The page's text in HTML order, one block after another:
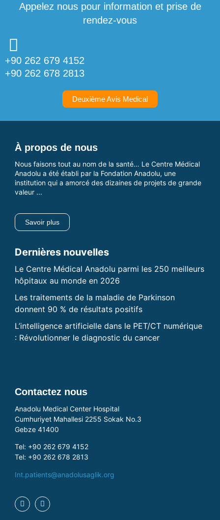
Appelez nous pour information et prise de
rendez-vous
+90 262 679 4152
+90 262 678 2813
Deuxième Avis Medical
À propos de nous
Nous faisons tout au nom de la santé… Le Centre Médical
Anadolu a été établi par la Fondation Anadolu, une
institution qui a amorcé des dizaines de projets de grande
valeur ...
Savoir plus
Dernières nouvelles
Le Centre Médical Anadolu parmi les 250 meilleurs
hôpitaux au monde en 2026
Les traitements de la maladie de Parkinson
donnent 90 % de résultats positifs
L’intelligence artificielle dans le PET/CT numérique
: Révolutionner le diagnostic du cancer
Contactez nous
Anadolu Medical Center Hospital
Cumhuriyet Mahallesi 2255 Sokak No.3
Gebze 41400
Tel: +90 262 679 4152
Tel: +90 262 678 2813
Int.patients@anadolusaglik.org